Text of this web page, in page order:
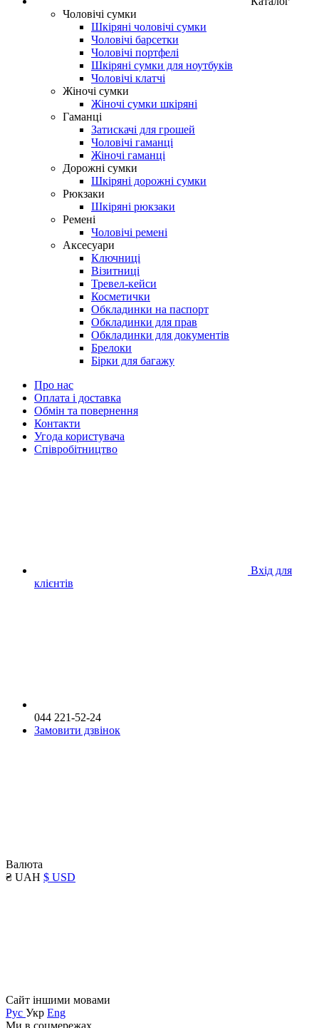
Чоловічі сумки
Шкіряні чоловічі сумки
Чоловічі барсетки
Чоловічі портфелі
Шкіряні сумки для ноутбуків
Чоловічі клатчі
Жіночі сумки
Жіночі сумки шкіряні
Гаманці
Затискачі для грошей
Чоловічі гаманці
Жіночі гаманці
Дорожні сумки
Шкіряні дорожні сумки
Рюкзаки
Шкіряні рюкзаки
Ремені
Чоловічі ремені
Аксесуари
Ключниці
Візитниці
Тревел-кейси
Косметички
Обкладинки на паспорт
Обкладинки для прав
Обкладинки для документів
Брелоки
Бірки для багажу
Про нас
Оплата і доставка
Обмін та повернення
Контакти
Угода користувача
Cпівробітництво
Вхід для
клієнтів
044 221-52-24
Замовити дзвінок
Валюта
₴ UAH $ USD
Сайт іншими мовами
Рус Укр Eng
Ми в соцмережах